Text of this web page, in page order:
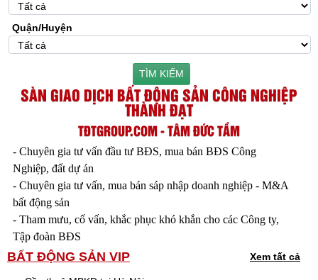
Quận/Huyện
TÌM KIẾM
SÀN GIAO DỊCH BẤT ĐỘNG SẢN CÔNG NGHIỆP
THÀNH ĐẠT
TĐTGROUP.COM - TÂM ĐỨC TẦM
- Chuyên gia tư vấn đầu tư BĐS, mua bán BĐS Công
Nghiệp, đất dự án
- Chuyên gia tư vấn, mua bán sáp nhập doanh nghiệp - M&A
bất động sản
- Tham mưu, cố vấn, khắc phục khó khắn cho các Công ty,
Tập đoàn BĐS
BẤT ĐỘNG SẢN VIP Xem tất cả